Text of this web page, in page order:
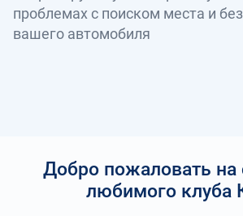
проблемах с поиском места и
вашего автомобиля
Добро пожаловать на
любимого клуба